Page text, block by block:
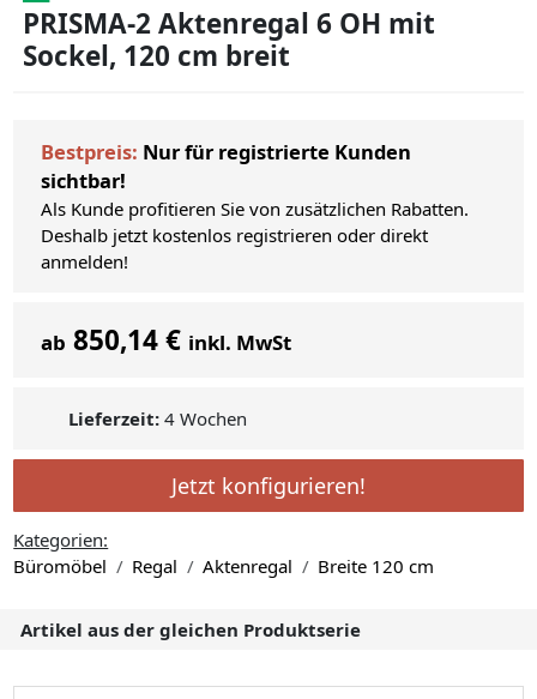
PRISMA-2 Aktenregal 6 OH mit
Sockel, 120 cm breit
Bestpreis: Nur für registrierte Kunden
sichtbar!
Als Kunde profitieren Sie von zusätzlichen Rabatten.
Deshalb jetzt kostenlos registrieren oder direkt
anmelden!
ab 850,14 € inkl. MwSt
Lieferzeit: 4 Wochen
Jetzt konfigurieren!
Kategorien:
Büromöbel
Regal Aktenregal Breite 120 cm
Artikel aus der gleichen Produktserie